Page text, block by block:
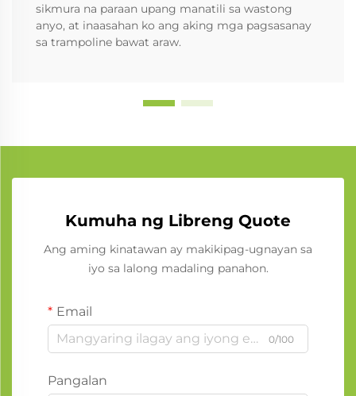
sikmura na paraan upang manatili sa wastong
anyo, at inaasahan ko ang aking mga pagsasanay
sa trampoline bawat araw.
Kumuha ng Libreng Quote
Ang aming kinatawan ay makikipag-ugnayan sa
iyo sa lalong madaling panahon.
Email
0/100
Pangalan